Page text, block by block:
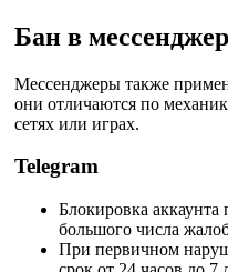
Бан в
Мессенджеры также
они отличаются по
сетях или играх.
Telegram
Блокировка
большого числа
При первичном